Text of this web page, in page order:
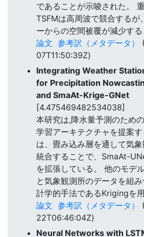
であることが示唆された。
TSFMは高周波で競合するが
ーからの空間被覆が減少する
論文 参考訳（メタデータ）
07T11:50:39Z)
Integrating Weather
for Precipitation
and SmaAt-Krige-GNet
[4.475469482534038]
本研究は,降水量予測のため
学習アーキテクチャを提案
は、畳み込み層を通して気
統合することで、SmaAt-
を拡張している。 他のモデ
と気象観測所のデータを組
計学的手法であるKrigingを
論文 参考訳（メタデータ）
22T06:46:04Z)
Neural Networks with